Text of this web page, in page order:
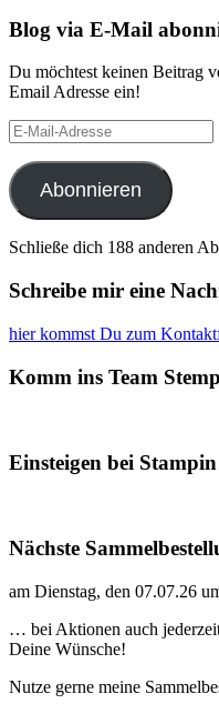
Blog via E-Mail
Du möchtest keinen Beitrag
Email Adresse ein!
E-
Mail-
Adresse
Abonnieren
Schließe dich 188 anderen
Schreibe mir eine
hier kommst Du zum
Komm ins Team
Einsteigen bei
Nächste
am Dienstag, den 07.07.26
… bei Aktionen auch
Deine Wünsche!
Nutze gerne meine